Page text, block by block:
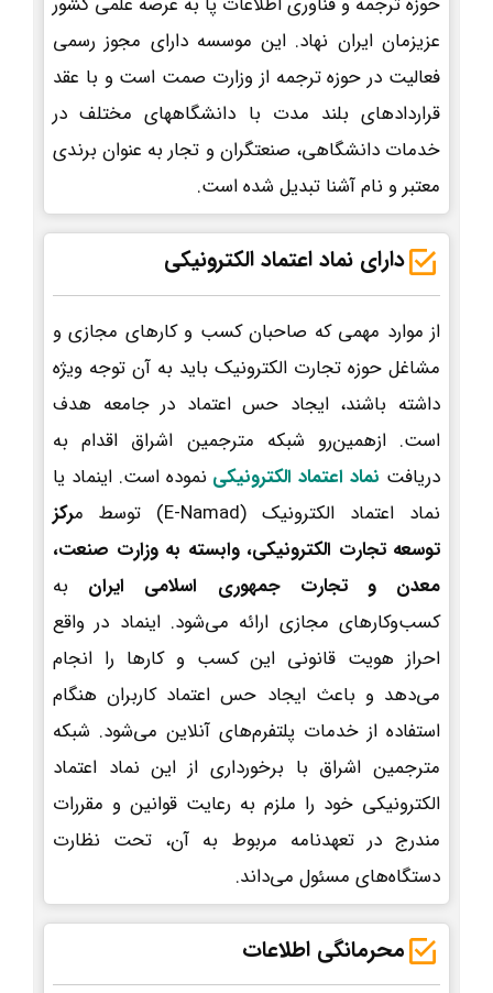
عزیزمان ایران نهاد. این موسسه دارای مجوز رسمی
فعالیت در حوزه ترجمه از وزارت صمت است و با عقد
قراردادهای بلند مدت با دانشگاههای مختلف در
خدمات دانشگاهی، صنعتگران و تجار به عنوان برندی
معتبر و نام آشنا تبدیل شده است.
دارای نماد اعتماد الکترونیکی
از موارد مهمی که صاحبان کسب و کارهای مجازی و
مشاغل حوزه تجارت الکترونیک باید به آن توجه ویژه
داشته باشند، ایجاد حس اعتماد در جامعه هدف
است. ازهمین‌رو شبکه مترجمین اشراق اقدام به
دریافت نماد اعتماد الکترونیکی نموده است. اینماد یا
نماد اعتماد الکترونیک (E-Namad) توسط م
رکز
توسعه تجارت الکترونیکی، وابسته به وزارت صنعت،
معدن و تجارت جمهوری اسلامی ایران به
کسب‌وکارهای مجازی ارائه می‌شود. اینماد در واقع
احراز هویت قانونی این کسب و کارها را انجام
می‌دهد و باعث ایجاد حس اعتماد کاربران هنگام
استفاده از خدمات پلتفرم‌های آنلاین می‌شود. شبکه
مترجمین اشراق با برخورداری از این نماد اعتماد
الکترونیکی خود را ملزم به رعایت قوانین و مقررات
مندرج در تعهدنامه مربوط به آن، تحت نظارت
دستگاه‌های مسئول می‌داند.
محرمانگی اطلاعات